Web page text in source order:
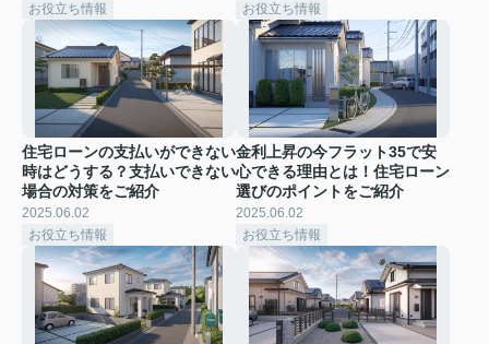
お役立ち情報
お役立ち情報
住宅ローンの支払いができない
時はどうする？支払いできない
場合の対策をご紹介
2025.06.02
お役立ち情報
金利上昇の今フラット35で安
心できる理由とは！住宅ローン
選びのポイントをご紹介
2025.06.02
お役立ち情報